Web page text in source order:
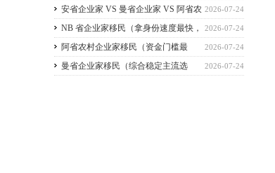
C11 自雇工签、SUV 科创工签、ICT 跨国高管工
签
2026-07-24
安省企业家 VS 曼省企业家 VS 阿省农
村企业家 VS NB 省企业家 四合一详细对比
（2026 年 7 月最新官方政策）
2026-07-24
NB 省企业家移民（拿身份速度最快，
短期创业过渡首选）
2026-07-24
阿省农村企业家移民（资金门槛最
低，预算有限首选）
2026-07-24
曼省企业家移民（综合稳定主流选